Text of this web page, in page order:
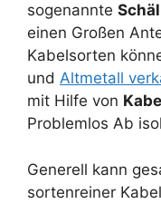
sogenannte
einen Großen
Kabelsorten
und Altmetall
mit Hilfe von
Problemlos Ab
Generell kann
sortenreiner